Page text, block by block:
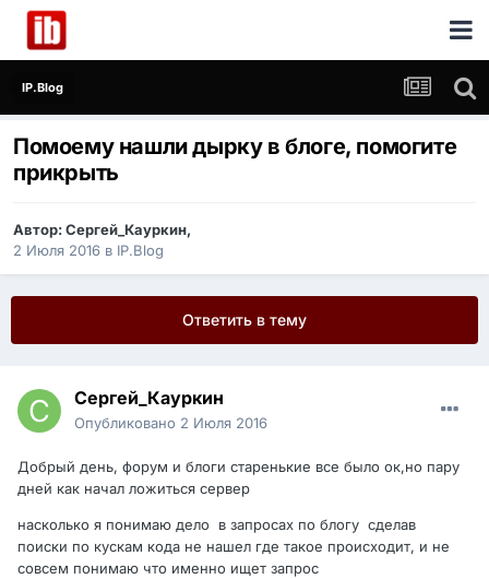
IP.Blog
Помоему нашли дырку в блоге, помогите
прикрыть
Автор:Сергей_Кауркин,
2 Июля 2016 в IP.Blog
Ответить в тему
Сергей_Кауркин
Опубликовано 2 Июля 2016
Добрый день, форум и блоги старенькие все было ок,но пару
дней как начал ложиться сервер
насколько я понимаю дело в запросах по блогу сделав
поиски по кускам кода не нашел где такое происходит, и не
совсем понимаю что именно ищет запрос